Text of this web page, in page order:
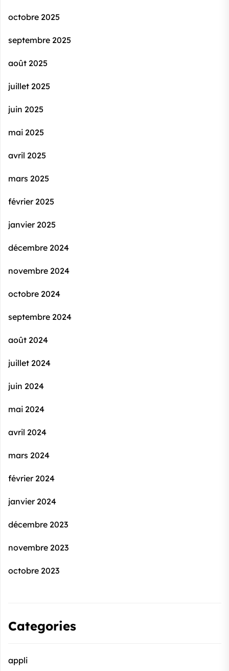
octobre 2025
septembre 2025
août 2025
juillet 2025
juin 2025
mai 2025
avril 2025
mars 2025
février 2025
janvier 2025
décembre 2024
novembre 2024
octobre 2024
septembre 2024
août 2024
juillet 2024
juin 2024
mai 2024
avril 2024
mars 2024
février 2024
janvier 2024
décembre 2023
novembre 2023
octobre 2023
Categories
appli